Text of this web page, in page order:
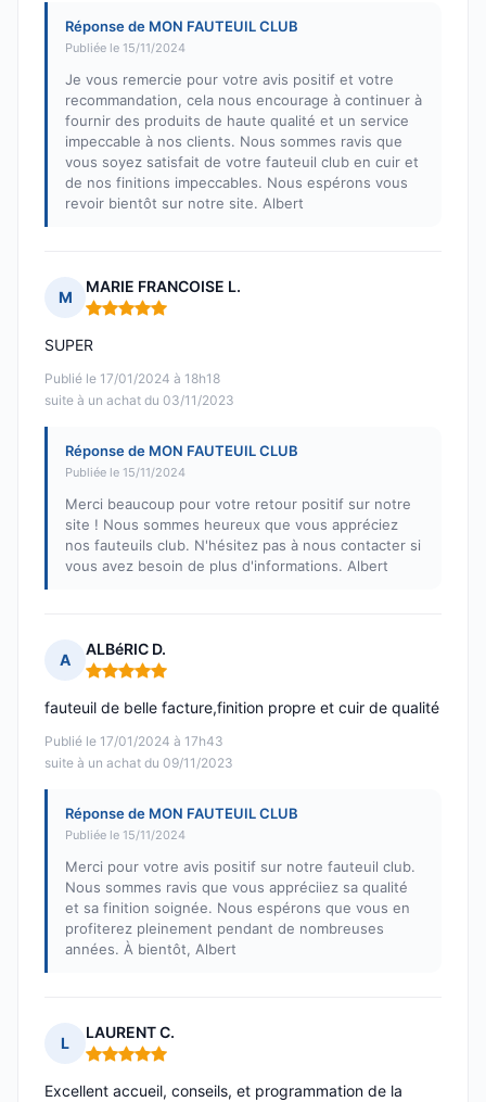
Réponse de MON FAUTEUIL CLUB
Publiée le 15/11/2024
Je vous remercie pour votre avis positif et votre
recommandation, cela nous encourage à continuer à
fournir des produits de haute qualité et un service
impeccable à nos clients. Nous sommes ravis que
vous soyez satisfait de votre fauteuil club en cuir et
de nos finitions impeccables. Nous espérons vous
revoir bientôt sur notre site. Albert
M
MARIE FRANCOISE L.
Note : 5 sur 5
Publié le 17/01/2024 à 18h18
suite à un achat du 03/11/2023
SUPER
Réponse de MON FAUTEUIL CLUB
Publiée le 15/11/2024
Merci beaucoup pour votre retour positif sur notre
site ! Nous sommes heureux que vous appréciez
nos fauteuils club. N'hésitez pas à nous contacter si
vous avez besoin de plus d'informations. Albert
A
ALBéRIC D.
Note : 5 sur 5
Publié le 17/01/2024 à 17h43
suite à un achat du 09/11/2023
fauteuil de belle facture,finition propre et cuir de qualité
Réponse de MON FAUTEUIL CLUB
Publiée le 15/11/2024
Merci pour votre avis positif sur notre fauteuil club.
Nous sommes ravis que vous appréciiez sa qualité
et sa finition soignée. Nous espérons que vous en
profiterez pleinement pendant de nombreuses
années. À bientôt, Albert
L
LAURENT C.
Note : 5 sur 5
Excellent accueil, conseils, et programmation de la